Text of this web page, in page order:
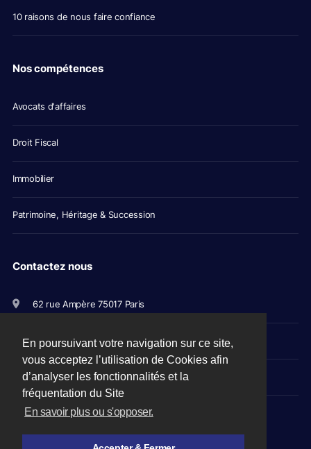
En poursuivant votre navigation sur ce site,
vous acceptez l’utilisation de Cookies afin
d’analyser les fonctionnalités et la
fréquentation du Site
En savoir plus ou s'opposer.
10 raisons de nous faire confiance
Nos compétences
Avocats d'affaires
Droit Fiscal
Immobilier
Patrimoine, Héritage & Succession
Contactez nous
62 rue Ampère 75017 Paris
+33(0)1 56 79 11 00
avocats@picovschi.com